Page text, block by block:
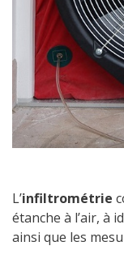
L’infiltrométrie
étanche à l’air, à
ainsi que les